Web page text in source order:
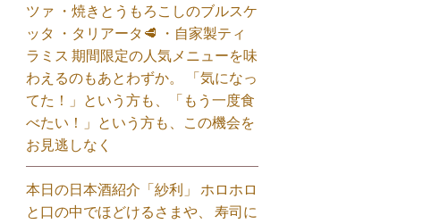
ツァ ・焼きとうもろこしのブルスケ
ッタ ・タリアータ🥩 ・自家製ティ
ラミス 期間限定の人気メニューを味
わえるのもあとわずか。 「気になっ
てた！」という方も、「もう一度食
べたい！」という方も、この機会を
お見逃しなく⁡
本日の日本酒紹介「紗利」 ホロホロ
と口の中でほどけるさまや、 寿司に